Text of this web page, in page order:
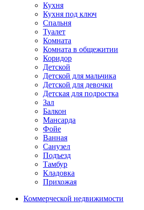
Кухня
Кухня под ключ
Спальня
Туалет
Комната
Комната в общежитии
Коридор
Детской
Детской для мальчика
Детской для девочки
Детская для подростка
Зал
Балкон
Мансарда
Фойе
Ванная
Санузел
Подъезд
Тамбур
Кладовка
Прихожая
Коммерческой недвижимости